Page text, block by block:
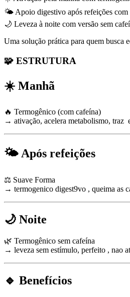
🌤️ Apoio digestivo após refeições com
🌙 Leveza à noite com versão sem
Uma solução prática para quem busca
🧩 ESTRUTURA
☀️ Manhã
🔥 Termogênico (com cafeína)
→ ativação, acelera metabolismo, traz
🌤️ Após refeições
⚖️ Suave Forma
→ termogenico digest9vo , queima as
🌙 Noite
🌿 Termogênico sem cafeína
→ leveza sem estímulo, perfeito , nao
🔹 Benefícios